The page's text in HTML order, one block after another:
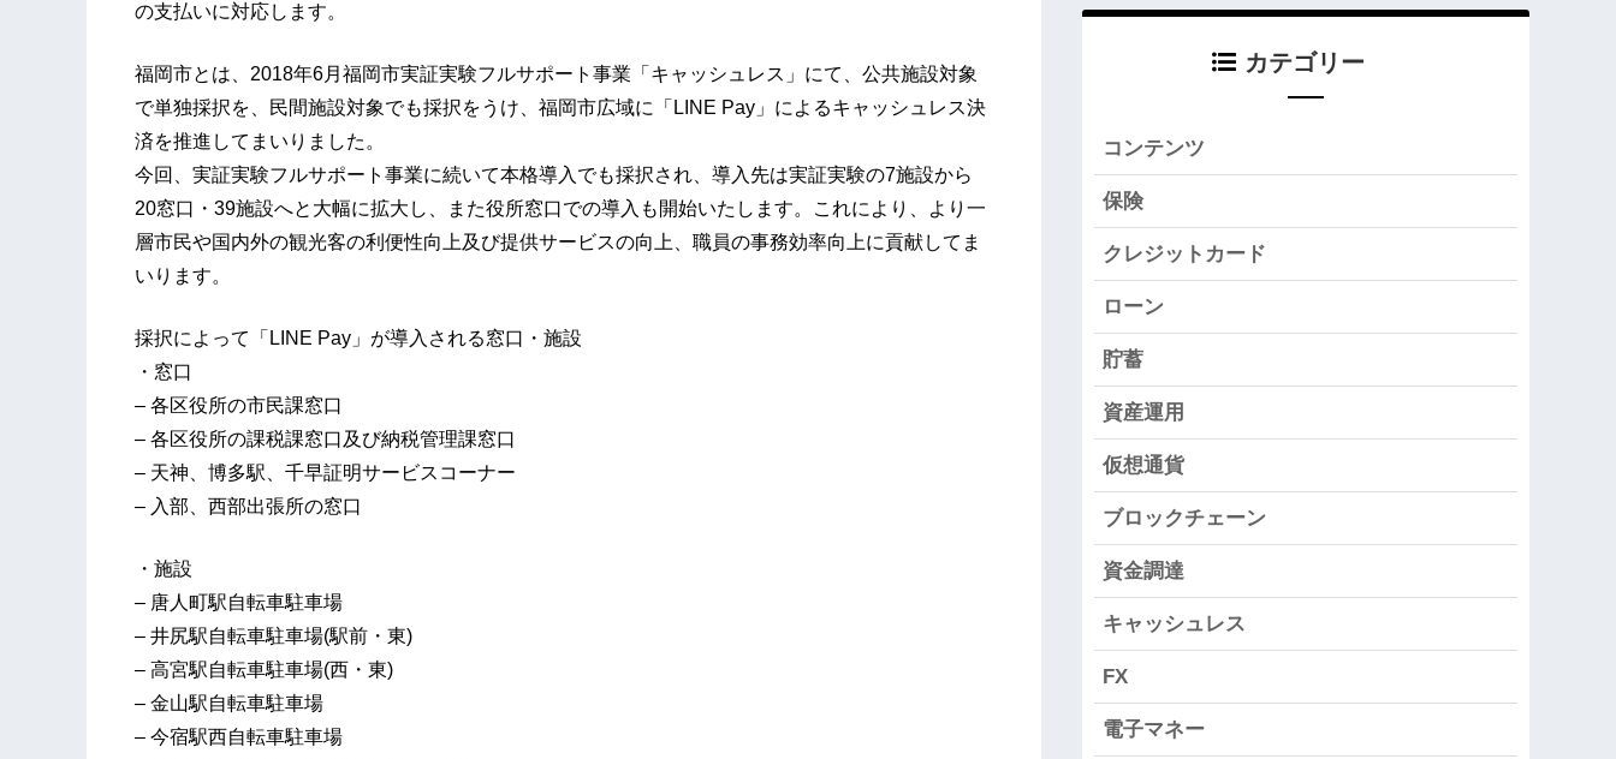
の支払いに対応します。
福岡市とは、2018年6月福岡市実証実験フルサポート事業「キャッシュレス」にて、公共施設対象
で単独採択を、民間施設対象でも採択をうけ、福岡市広域に「LINE Pay」によるキャッシュレス決
済を推進してまいりました。
今回、実証実験フルサポート事業に続いて本格導入でも採択され、導入先は実証実験の7施設から
20窓口・39施設へと大幅に拡大し、また役所窓口での導入も開始いたします。これにより、より一
層市民や国内外の観光客の利便性向上及び提供サービスの向上、職員の事務効率向上に貢献してま
いります。
採択によって「LINE Pay」が導入される窓口・施設
・窓口
– 各区役所の市民課窓口
– 各区役所の課税課窓口及び納税管理課窓口
– 天神、博多駅、千早証明サービスコーナー
– 入部、西部出張所の窓口
・施設
– 唐人町駅自転車駐車場
– 井尻駅自転車駐車場(駅前・東)
– 高宮駅自転車駐車場(西・東)
– 金山駅自転車駐車場
– 今宿駅西自転車駐車場
カテゴリー
コンテンツ
保険
クレジットカード
ローン
貯蓄
資産運用
仮想通貨
ブロックチェーン
資金調達
キャッシュレス
FX
電子マネー